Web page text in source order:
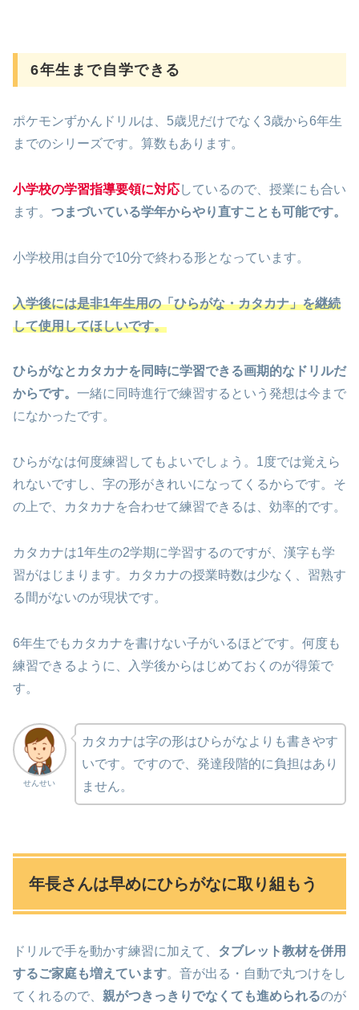
6年生まで自学できる
ポケモンずかんドリルは、5歳児だけでなく3歳から6年生
までのシリーズです。算数もあります。
小学校の学習指導要領に対応しているので、授業にも合い
ます。 つまづいている学年からやり直すことも可能です。
小学校用は自分で10分で終わる形となっています。
入学後には是非1年生用の「ひらがな・カタカナ」を継続
して使用してほしいです。
ひらがなとカタカナを同時に学習できる画期的なドリルだ
からです。 一緒に同時進行で練習するという発想は今まで
になかったです。
ひらがなは何度練習してもよいでしょう。1度では覚えら
れないですし、字の形がきれいになってくるからです。そ
の上で、カタカナを合わせて練習できるは、効率的です。
カタカナは1年生の2学期に学習するのですが、漢字も学
習がはじまります。カタカナの授業時数は少なく、習熟す
る間がないのが現状です。
6年生でもカタカナを書けない子がいるほどです。何度も
練習できるように、入学後からはじめておくのが得策で
す。
せんせい
カタカナは字の形はひらがなよりも書きやす
いです。ですので、発達段階的に負担はあり
ません。
年長さんは早めにひらがなに取り組もう
ドリルで手を動かす練習に加えて、
タブレット教材を併用
するご家庭も増えています。音が出る・自動で丸つけをし
てくれるので、 親がつきっきりでなくても進められるのが